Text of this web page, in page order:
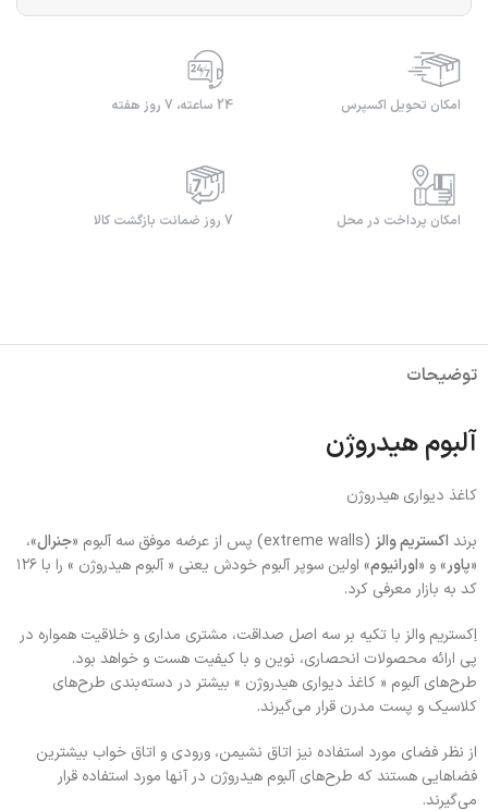
امکان تحویل اکسپرس 24 ساعته، 7 روز هفته
امکان پرداخت در محل 7 روز ضمانت بازگشت کالا
توضیحات
آلبوم هیدروژن
کاغذ دیواری هیدروژن
برند اکستریم والز (extreme walls) پس از عرضه موفق سه آلبوم « جنرال»،
«پاور» و «اورانیوم
» اولین سوپر آلبوم خودش یعنی « آلبوم هیدروژن » را با ۱۲۶
کد به بازار معرفی کرد.
اِکستریم والز با تکیه بر سه اصل صداقت، مشتری مداری و خلاقیت همواره در
پی ارائه محصولات انحصاری، نوین و با کیفیت‌ هست و خواهد بود.
طرح‌های آلبوم « کاغذ دیواری هیدروژن » بیشتر در دسته‌بندی طرح‌های
کلاسیک و پست مدرن قرار می‌گیرند.
از نظر فضای مورد استفاده نیز اتاق نشیمن، ورودی و اتاق خواب بیشترین
فضاهایی هستند که طرح‌های آلبوم هیدروژن در آنها مورد استفاده قرار
می‌گیرند.